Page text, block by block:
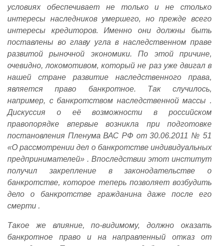
условиях обеспечивает не только и не столько
интересы наследников умершего, но прежде всего
интересы кредиторов. Именно они должны быть
поставлены во главу угла в наследственном праве
развитой рыночной экономики. По этой причине,
очевидно, локомотивом, который не раз уже двигал в
нашей стране развитие наследственного права,
является право банкротное. Так случилось,
например, с банкротством наследственной массы .
Дискуссия о её возможности в российском
правопорядке впервые возникла при подготовке
постановления Пленума ВАС РФ от 30.06.2011 № 51
«О рассмотрении дел о банкротстве индивидуальных
предпринимателей» . Впоследствии этот институт
получил закрепление в законодательстве о
банкротстве, которое теперь позволяет возбудить
дело о банкротстве гражданина даже после его
смерти .
Такое же влияние, по-видимому, должно оказать
банкротное право и на направленный отказ от